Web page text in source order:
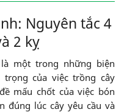
Nguyên tắc 4
2 kỵ
một trong những biện
trọng của việc trồng cây
mấu chốt của việc bón
đúng lúc cây yêu cầu và